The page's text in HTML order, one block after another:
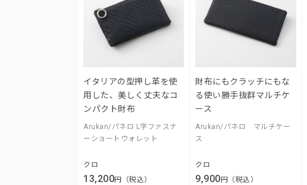
イタリアの型押し革を使
用した、美しく丈夫なコ
ンパクト財布
Arukan/パネロ L字ファスナ
ーショートウォレット
クロ
13,200円（税込）
財布にもクラッチにもな
る使い勝手抜群マルチケ
ース
Arukan/パネロ マルチケー
ス
クロ
9,900円（税込）